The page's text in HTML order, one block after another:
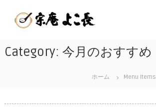
ツ
へ
泉
ど
嬉
温
名
Category: 今月のおすすめ
ホーム Menu Items